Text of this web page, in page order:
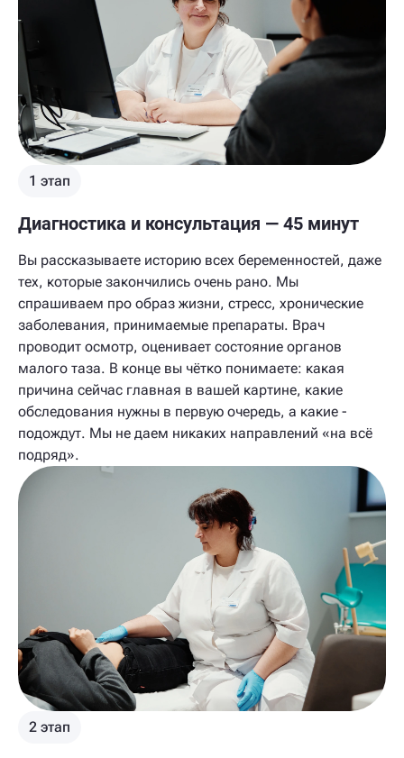
1 этап
Диагностика и консультация — 45 минут
Вы рассказываете историю всех беременностей, даже
тех, которые закончились очень рано. Мы
спрашиваем про образ жизни, стресс, хронические
заболевания, принимаемые препараты. Врач
проводит осмотр, оценивает состояние органов
малого таза. В конце вы чётко понимаете: какая
причина сейчас главная в вашей картине, какие
обследования нужны в первую очередь, а какие -
подождут. Мы не даем никаких направлений «на всё
подряд».
2 этап